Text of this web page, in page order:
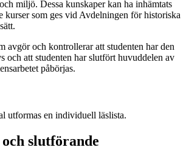
miljö. Dessa kunskaper kan ha inhämtats
kurser som ges vid Avdelningen för historiska
avgör och kontrollerar att studenten har den
och att studenten har slutfört huvuddelen av
påbörjas.
utformas en individuell läslista.
slutförande